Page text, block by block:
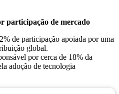
participação de mercado
de participação apoiada por uma
global.
por cerca de 18% da
adoção de tecnologia